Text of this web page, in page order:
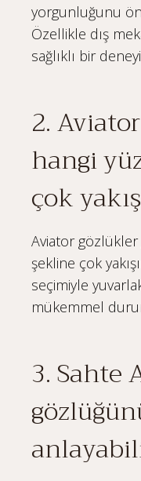
yorgunluğunu
Özellikle dış
sağlıklı bir
2.
hangi
çok
Aviator
şekline çok
seçimiyle
mükemmel
3. Sahte